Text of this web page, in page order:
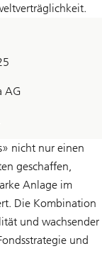
AG
nicht nur einen
geschaffen,
Anlage im
Die Kombination
und wachsender
und